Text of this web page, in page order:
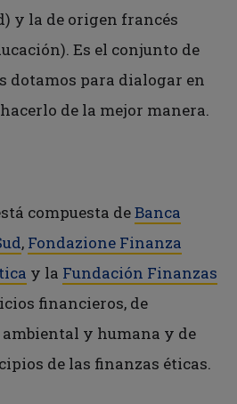
y la de origen francés
Es el conjunto de
dotamos para dialogar en
de la mejor manera.
compuesta deBanca
, Fondazione Finanza
y la Fundación Finanzas
financieros, de
y humana y de
de las finanzas éticas.